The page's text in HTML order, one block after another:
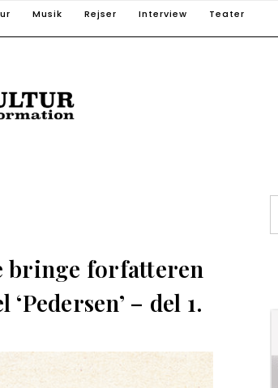
Musik Rejser Interview Teater
bringe forfatteren
– del 1.